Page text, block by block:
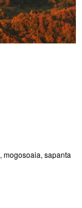
, mogosoaia, sapanta